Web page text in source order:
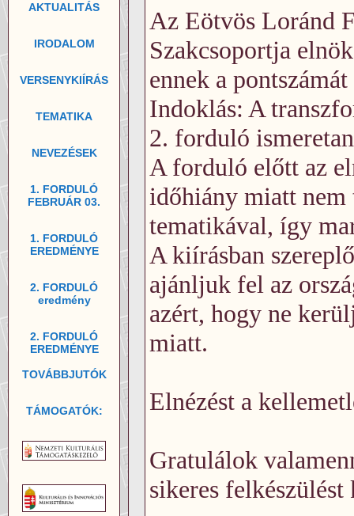
AKTUALITÁS
IRODALOM
VERSENYKIÍRÁS
TEMATIKA
NEVEZÉSEK
1. FORDULÓ
FEBRUÁR 03.
1. FORDULÓ
EREDMÉNYE
2. FORDULÓ
eredmény
2. FORDULÓ
EREDMÉNYE
TOVÁBBJUTÓK
TÁMOGATÓK:
Az Eötvös Loránd
Szakcsoportja
ennek a
Indoklás: A
2. forduló
A forduló előtt az
időhiány miatt nem
tematikával, így
A kiírásban
ajánljuk fel az
azért, hogy ne
miatt.
Elnézést a
Gratulálok
sikeres